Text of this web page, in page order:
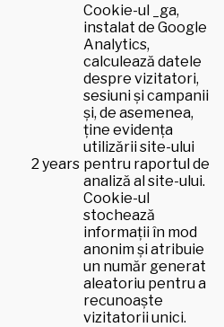
2 years
Cookie-ul _ga,
instalat de Google
Analytics,
calculează datele
despre vizitatori,
sesiuni și campanii
și, de asemenea,
ține evidența
utilizării site-ului
pentru raportul de
analiză al site-ului.
Cookie-ul
stochează
informații în mod
anonim și atribuie
un număr generat
aleatoriu pentru a
recunoaște
vizitatorii unici.